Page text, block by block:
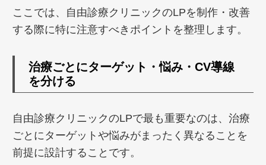
ここでは、自由診療クリニックのLPを制作・改善
する際に特に注意すべきポイントを整理します。
治療ごとにターゲット・悩み・CV導線
を分ける
自由診療クリニックのLPで最も重要なのは、治療
ごとにターゲットや悩みがまったく異なることを
前提に設計することです。